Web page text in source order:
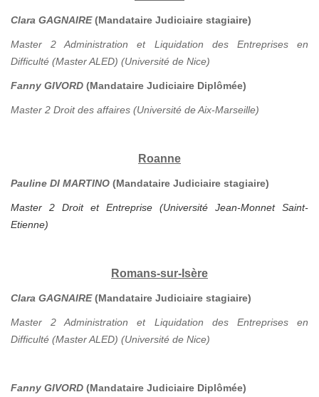
Clara GAGNAIRE(Mandataire Judiciaire stagiaire)
Master 2 Administration et Liquidation des Entreprises en
Difficulté (Master ALED) (Université de Nice)
Fanny GIVORD (Mandataire Judiciaire Diplômée)
Master 2 Droit des affaires (Université de Aix-Marseille)
Roanne
Pauline DI MARTINO (Mandataire Judiciaire stagiaire)
Master 2 Droit et Entreprise (Université Jean-Monnet Saint-
Etienne)
Romans-sur-Isère
Clara GAGNAIRE(Mandataire Judiciaire stagiaire)
Master 2 Administration et Liquidation des Entreprises en
Difficulté (Master ALED) (Université de Nice)
Fanny GIVORD (Mandataire Judiciaire Diplômée)